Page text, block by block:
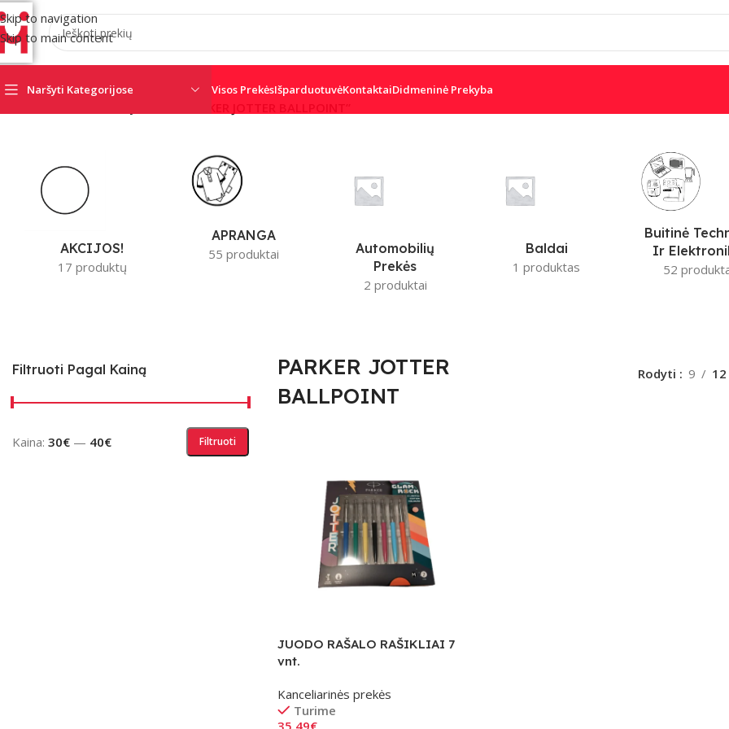
Skip to navigation
Skip to main content
Naršyti Kategorijose
PARADOX
Visos PrekėsIšparduotuvėKontaktaiDidmeninė Prekyba
AKCIJOS!
17 produktų
APRANGA
55 produktai
Automobilių
Prekės
2 produktai
Baldai
1 produktas
Buitinė
Ir
52
Filtruoti Pagal Kainą
Filtruoti
Kaina: 30€ — 40€
PARKER JOTTER
BALLPOINT
Rodyti 9 12
JUODO RAŠALO RAŠIKLIAI 7
vnt.
Kanceliarinės prekės
Turime
35.49€